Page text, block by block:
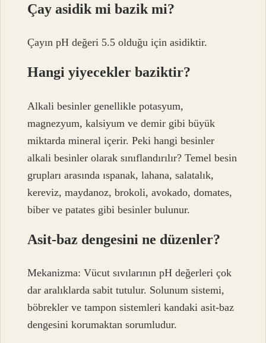
Çay asidik mi bazik mi?
Çayın pH değeri 5.5 olduğu için asidiktir.
Hangi yiyecekler baziktir?
Alkali besinler genellikle potasyum,
magnezyum, kalsiyum ve demir gibi büyük
miktarda mineral içerir. Peki hangi besinler
alkali besinler olarak sınıflandırılır? Temel besin
grupları arasında ıspanak, lahana, salatalık,
kereviz, maydanoz, brokoli, avokado, domates,
biber ve patates gibi besinler bulunur.
Asit-baz dengesini ne düzenler?
Mekanizma: Vücut sıvılarının pH değerleri çok
dar aralıklarda sabit tutulur. Solunum sistemi,
böbrekler ve tampon sistemleri kandaki asit-baz
dengesini korumaktan sorumludur.